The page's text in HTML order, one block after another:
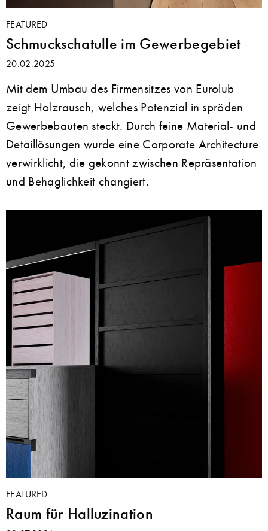
FEATURED
Schmuckschatulle im Gewerbegebiet
20.02.2025
Mit dem Umbau des Firmensitzes von Eurolub
zeigt Holzrausch, welches Potenzial in spröden
Gewerbebauten steckt. Durch feine Material- und
Detaillösungen wurde eine Corporate Architecture
verwirklicht, die gekonnt zwischen Repräsentation
und Behaglichkeit changiert.
FEATURED
Raum für Halluzination